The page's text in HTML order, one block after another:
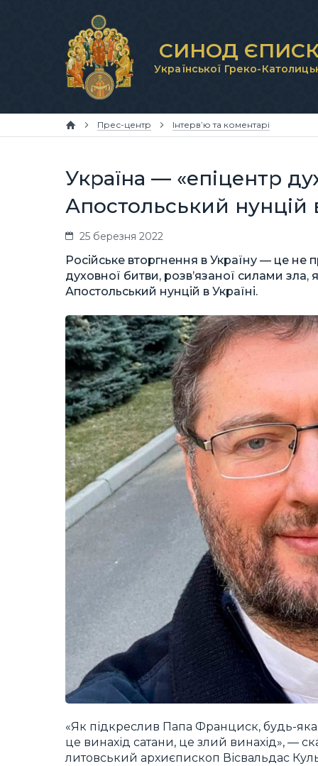
СИНОД
Української Греко-
Прес-центр Інтерв’ю та коментарі
Україна — «епіцентр
Апостольський нунцій
25 березня 2022
Російське вторгнення в Україну — це не
духовної битви, розв’язаної силами
Апостольський нунцій в Україні.
«Як підкреслив Папа Франциск, будь-
це винахід сатани, це злий винахід», —
литовський архиєпископ Вісвальдас